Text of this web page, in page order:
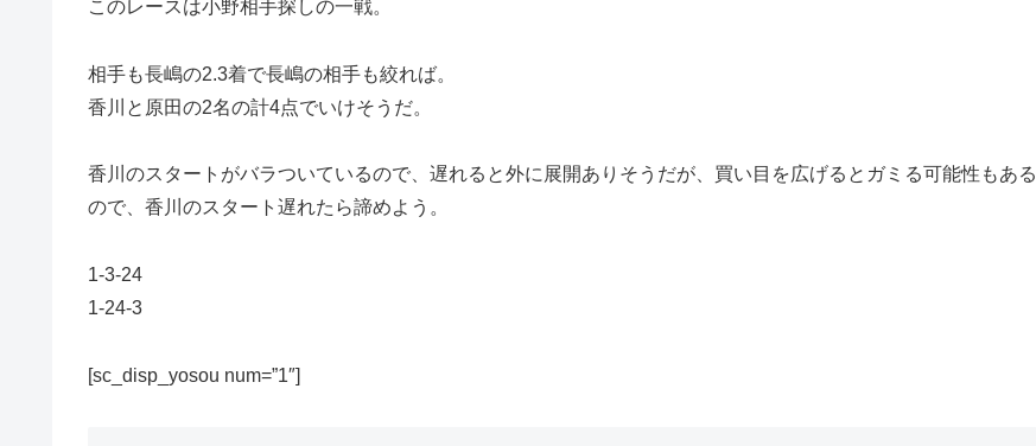
このレースは小野相手探しの一戦。
相手も長嶋の2.3着で長嶋の相手も絞れば。
香川と原田の2名の計4点でいけそうだ。
香川のスタートがバラついているので、遅れると外に展開ありそうだが、買い目を広げるとガミる可能性もある
ので、香川のスタート遅れたら諦めよう。
1-3-24
1-24-3
[sc_disp_yosou num=”1″]